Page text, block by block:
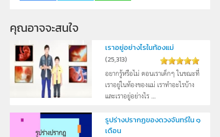
คุณอาจจะสนใจ
เราอยู่อย่างไรในท้องแม่
(25,313)
อยากรู้หรือไม่ ตอนเราเด็กๆ ในขณะที่
เราอยู่ในท้องของแม่ เราทำอะไรบ้าง
และเราอยู่อย่างไร ...
รูปร่างปรากฏของดวงจันทร์ใน ๑
เดือน